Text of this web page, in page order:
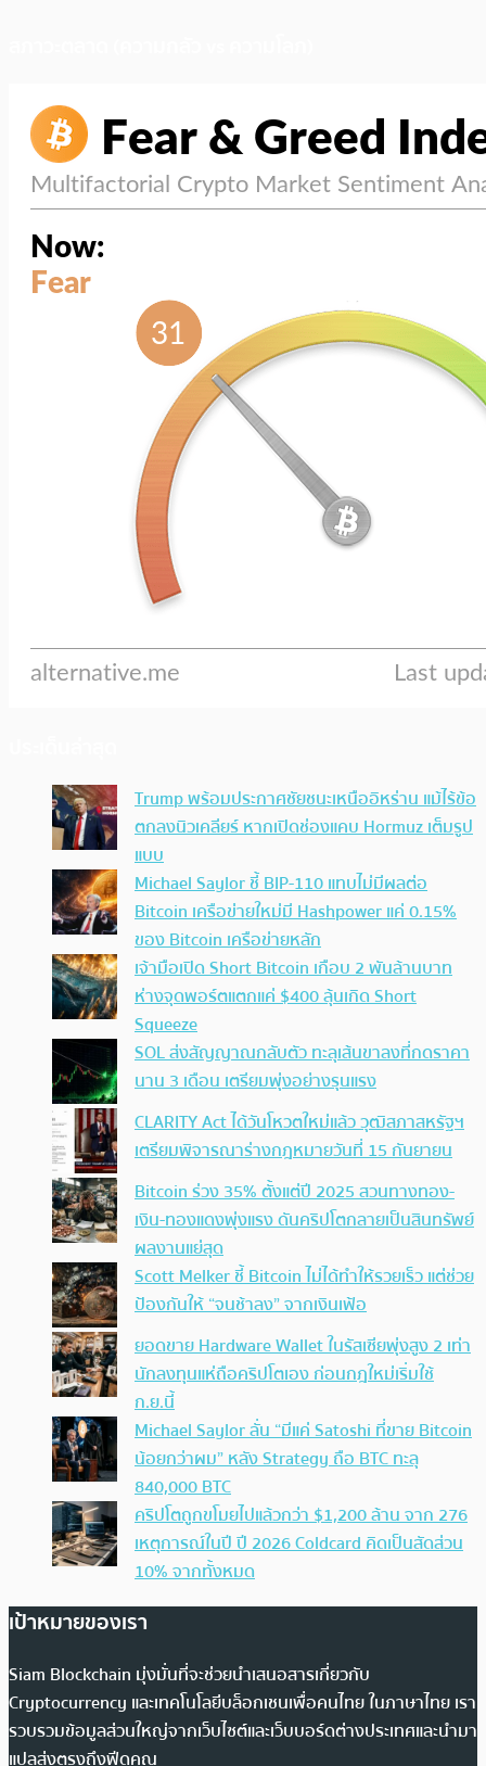
Trump พร้อมประกาศชัยชนะเหนืออิหร่าน แม้ไร้ข้อ
ตกลงนิวเคลียร์ หากเปิดช่องแคบ Hormuz เต็มรูป
แบบ
Michael Saylor ชี้ BIP-110 แทบไม่มีผลต่อ
Bitcoin เครือข่ายใหม่มี Hashpower แค่ 0.15%
ของ Bitcoin เครือข่ายหลัก
เจ้ามือเปิด Short Bitcoin เกือบ 2 พันล้านบาท
ห่างจุดพอร์ตแตกแค่ $400 ลุ้นเกิด Short
Squeeze
SOL ส่งสัญญาณกลับตัว ทะลุเส้นขาลงที่กดราคา
นาน 3 เดือน เตรียมพุ่งอย่างรุนแรง
CLARITY Act ได้วันโหวตใหม่แล้ว วุฒิสภาสหรัฐฯ
เตรียมพิจารณาร่างกฎหมายวันที่ 15 กันยายน
Bitcoin ร่วง 35% ตั้งแต่ปี 2025 สวนทางทอง-
เงิน-ทองแดงพุ่งแรง ดันคริปโตกลายเป็นสินทรัพย์
ผลงานแย่สุด
Scott Melker ชี้ Bitcoin ไม่ได้ทำให้รวยเร็ว แต่ช่วย
ป้องกันให้ “จนช้าลง” จากเงินเฟ้อ
ยอดขาย Hardware Wallet ในรัสเซียพุ่งสูง 2 เท่า
นักลงทุนแห่ถือคริปโตเอง ก่อนกฎใหม่เริ่มใช้
ก.ย.นี้
Michael Saylor ลั่น “มีแค่ Satoshi ที่ขาย Bitcoin
น้อยกว่าผม” หลัง Strategy ถือ BTC ทะลุ
840,000 BTC
คริปโตถูกขโมยไปแล้วกว่า $1,200 ล้าน จาก 276
เหตุการณ์ในปี ปี 2026 Coldcard คิดเป็นสัดส่วน
10% จากทั้งหมด
เป้าหมายของเรา
Siam Blockchain มุ่งมั่นที่จะช่วยนำเสนอสารเกี่ยวกับ
Cryptocurrency และเทคโนโลยีบล็อกเชนเพื่อคนไทย ในภาษาไทย เรา
รวบรวมข้อมูลส่วนใหญ่จากเว็บไซต์และเว็บบอร์ดต่างประเทศและนำมา
แปลส่งตรงถึงฟีดคุณ